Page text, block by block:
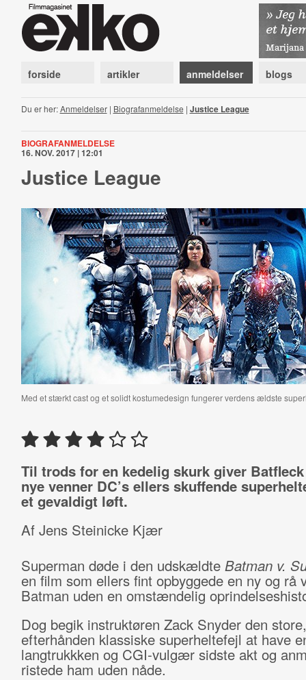
forside artikler anmeldelser blogs
Du er her:Anmeldelser| Biografanmeldelse | Justice League
BIOGRAFANMELDELSE
16. NOV. 2017 | 12:01
Justice League
Med et stærkt cast og et solidt kostumedesign fungerer verdens ældste
Til trods for en kedelig skurk giver
nye venner DC’s ellers skuffende
et gevaldigt løft.
Af Jens Steinicke Kjær
Superman døde i den udskældte Batman v.
en film som ellers fint opbyggede en ny og rå
Batman uden en omstændelig
Dog begik instruktøren Zack Snyder den
efterhånden klassiske superheltefejl at have
langtrukkken og CGI-vulgær sidste akt og
ristede ham uden nåde.